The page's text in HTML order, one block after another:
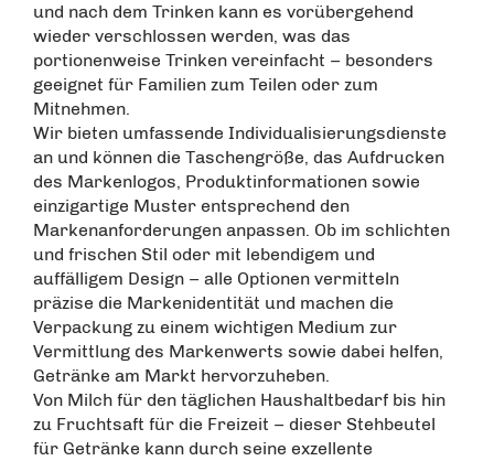
und nach dem Trinken kann es vorübergehend
wieder verschlossen werden, was das
portionenweise Trinken vereinfacht – besonders
geeignet für Familien zum Teilen oder zum
Mitnehmen.
Wir bieten umfassende Individualisierungsdienste
an und können die Taschengröße, das Aufdrucken
des Markenlogos, Produktinformationen sowie
einzigartige Muster entsprechend den
Markenanforderungen anpassen. Ob im schlichten
und frischen Stil oder mit lebendigem und
auffälligem Design – alle Optionen vermitteln
präzise die Markenidentität und machen die
Verpackung zu einem wichtigen Medium zur
Vermittlung des Markenwerts sowie dabei helfen,
Getränke am Markt hervorzuheben.
Von Milch für den täglichen Haushaltbedarf bis hin
zu Fruchtsaft für die Freizeit – dieser Stehbeutel
für Getränke kann durch seine exzellente